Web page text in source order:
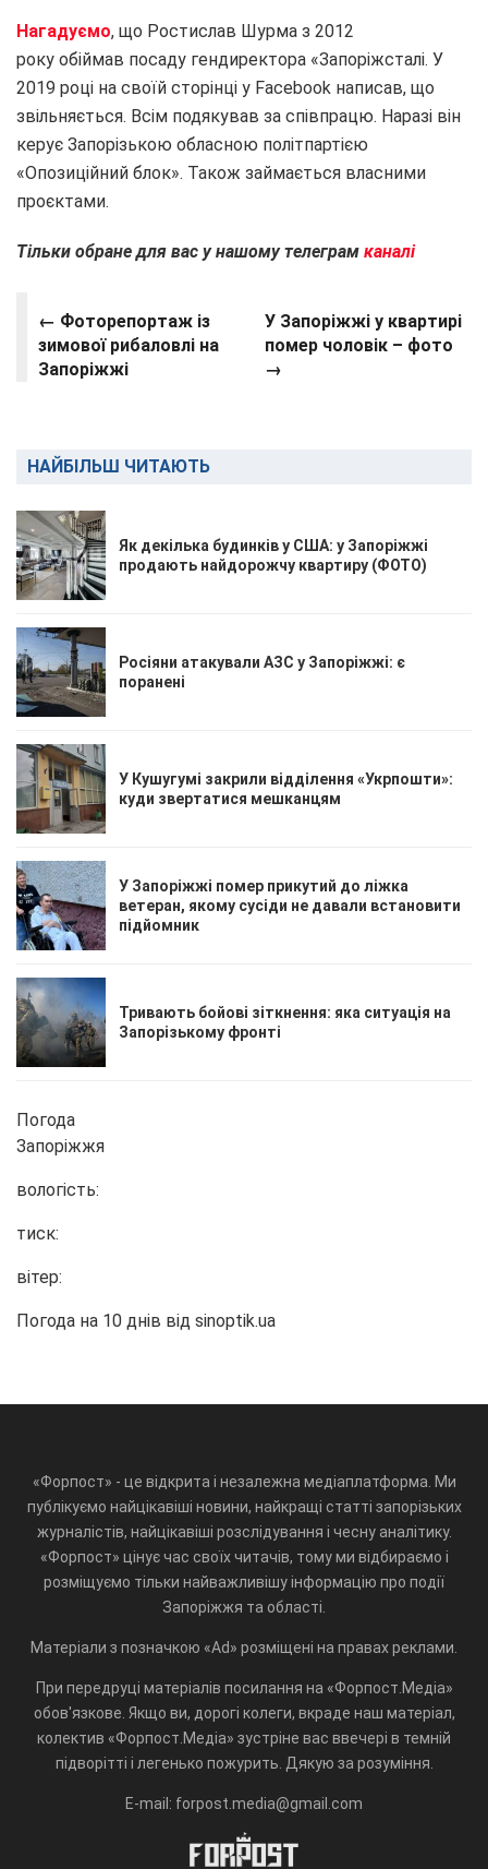
Нагадуємо, що Ростислав Шурма з 2012
року обіймав посаду гендиректора «Запоріжсталі. У
2019 році на своїй сторінці у Facebook написав, що
звільняється. Всім подякував за співпрацю. Наразі він
керує Запорізькою обласною політпартією
«Опозиційний блок». Також займається власними
проєктами.
Тільки обране для вас у нашому телеграм каналі
← Фоторепортаж із
зимової рибаловлі на
Запоріжжі
У Запоріжжі у квартирі
помер чоловік – фото
→
НАЙБІЛЬШ ЧИТАЮТЬ
Як декілька будинків у США: у Запоріжжі
продають найдорожчу квартиру (ФОТО)
Росіяни атакували АЗС у Запоріжжі: є
поранені
У Кушугумі закрили відділення «Укрпошти»:
куди звертатися мешканцям
У Запоріжжі помер прикутий до ліжка
ветеран, якому сусіди не давали встановити
підйомник
Тривають бойові зіткнення: яка ситуація на
Запорізькому фронті
Погода
Запоріжжя
вологість:
тиск:
вітер:
Погода на 10 днів від sinoptik.ua
«Форпост» - це відкрита і незалежна медіаплатформа. Ми
публікуємо найцікавіші новини, найкращі статті запорізьких
журналістів, найцікавіші розслідування і чесну аналітику.
«Форпост» цінує час своїх читачів, тому ми відбираємо і
розміщуємо тільки найважливішу інформацію про події
Запоріжжя та області.
Матеріали з позначкою «Ad» розміщені на правах реклами.
При передруці матеріалів посилання на «Форпост.Медіа»
обов'язкове. Якщо ви, дорогі колеги, вкраде наш матеріал,
колектив «Форпост.Медіа» зустріне вас ввечері в темній
підворітті і легенько пожурить. Дякую за розуміння.
E-mail: forpost.media@gmail.com